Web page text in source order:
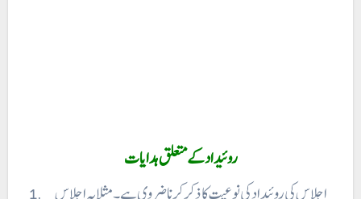
روئیداد کے متعلق ہدایات